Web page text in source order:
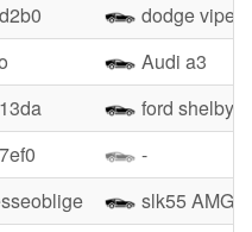
dodge viper
Audi a3
ford shelby
-
slk55 AMG